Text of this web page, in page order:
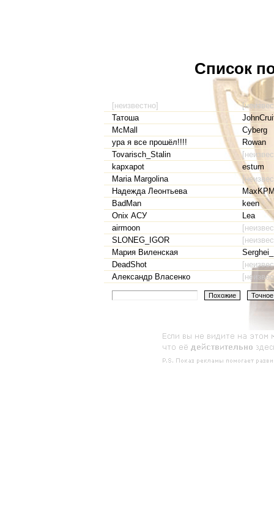
Список
[неизвестно]
Татоша
McMall
Cyberg
ура я все прошёл!!!!
Rowan
Tovarisch_Stalin
kapxapot
estum
Maria Margolina
Надежда Леонтьева
BadMan
keen
Onix АСУ
Lea
airmoon
SLONEG_IGOR
Мария Виленская
Serghei_
DeadShot
Александр Власенко